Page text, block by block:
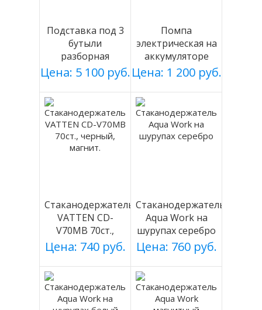
Подставка под 3
бутыли
разборная
(БЕЛАЯ), Россия
Цена: 5 100 руб.
Помпа
электрическая на
аккумуляторе
DP-MW500
Цена: 1 200 руб.
Стаканодержатель
VATTEN CD-
V70MB 70ст.,
черный, магнит.
Цена: 740 руб.
Стаканодержатель
Aqua Work на
шурупах серебро
Цена: 760 руб.